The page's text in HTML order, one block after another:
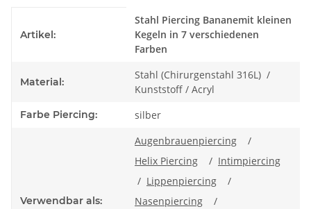
Artikel:
Stahl Piercing Bananemit kleinen
Kegeln in 7 verschiedenen
Farben
Material:
Stahl (Chirurgenstahl 316L) /
Kunststoff / Acryl
Farbe Piercing: silber
Verwendbar als:
Augenbrauenpiercing
/
Helix Piercing
/ Intimpiercing
/ Lippenpiercing
/
Nasenpiercing
/